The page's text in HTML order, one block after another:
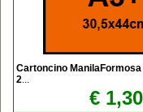
Cartoncino ManilaFormosa
2...
€ 1,30